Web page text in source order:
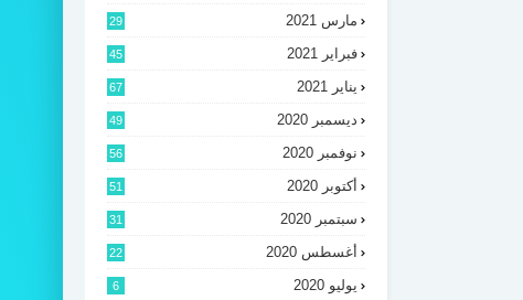
مارس 2021 29
فبراير 2021 45
يناير 2021 67
ديسمبر 2020 49
نوفمبر 2020 56
أكتوبر 2020 51
سبتمبر 2020 31
أغسطس 2020 22
يوليو 2020 6